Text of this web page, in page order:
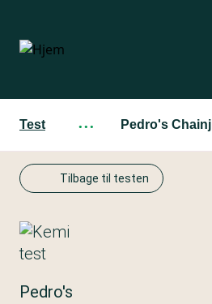
hovedindhold
Test ··· Pedro's Chainj
Tilbage til testen
Pedro's